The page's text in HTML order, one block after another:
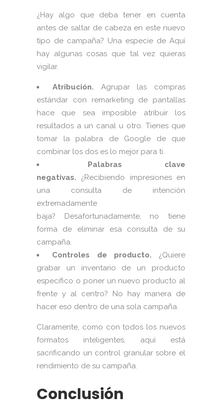
¿Hay algo que deba tener en cuenta
antes de saltar de cabeza en este nuevo
tipo de campaña? Una especie de Aquí
hay algunas cosas que tal vez quieras
vigilar.
Atribución. Agrupar las compras
estándar con remarketing de pantallas
hace que sea imposible atribuir los
resultados a un canal u otro. Tienes que
tomar la palabra de Google de que
combinar los dos es lo mejor para ti.
Palabras clave
negativas. ¿Recibiendo impresiones en
una consulta de intención
extremadamente
baja? Desafortunadamente, no tiene
forma de eliminar esa consulta de su
campaña.
Controles de producto. ¿Quiere
grabar un inventario de un producto
específico o poner un nuevo producto al
frente y al centro? No hay manera de
hacer eso dentro de una sola campaña.
Claramente, como con todos los nuevos
formatos inteligentes, aquí está
sacrificando un control granular sobre el
rendimiento de su campaña.
Conclusión